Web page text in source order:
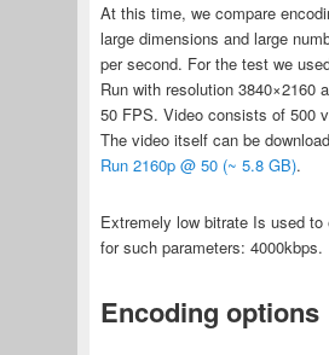
At this time, we compare
large dimensions and large
per second. For the test we
Run with resolution 3840×2160
50 FPS. Video consists of 500
The video itself can be
Run 2160p @ 50 (~ 5.8 GB).
Extremely low bitrate Is used to
for such parameters: 4000kbps.
Encoding options